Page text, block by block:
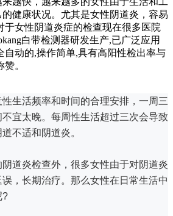
健康状况。尤其是女性阴道炎，容易
于女性阴道炎症的检查现在很多医院
白带检测器研发生产,已广泛应用
自动的,操作简单,具有高阳性检出率与
。
活频率和时间的合理安排，一周三
宜太晚。 每周性生活超过三次会导致
不适和阴道炎。
炎检查外，很多女性由于对阴道炎
，长期治疗。 那么女性在日常生活中
?